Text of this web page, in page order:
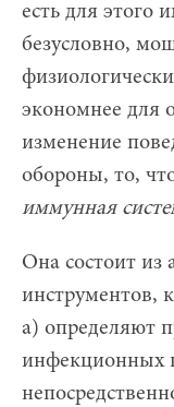
есть для этого
безусловно,
экономнее для
изменение
обороны, то,
иммунная
Она состоит из
инструментов,
а) определяют
инфекционных